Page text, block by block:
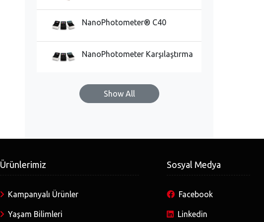
NanoPhotometer® C40
NanoPhotometer Karşılaştırma
Show All
Ürünlerimiz
Kampanyalı Ürünler
Yaşam Bilimleri
Sosyal Medya
Facebook
Linkedin